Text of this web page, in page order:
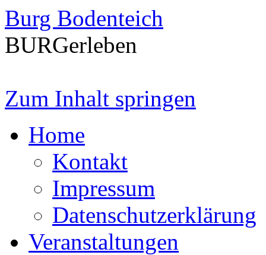
Burg Bodenteich
BURGerleben
Zum Inhalt springen
Home
Kontakt
Impressum
Datenschutzerklärung
Veranstaltungen